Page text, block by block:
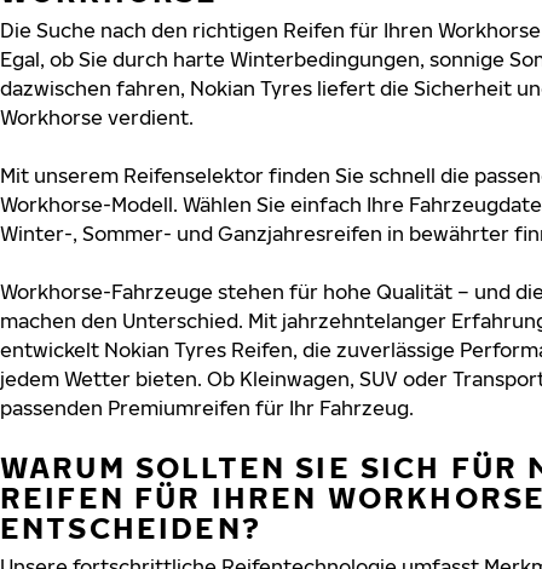
Die Suche nach den richtigen Reifen für Ihren
Egal, ob Sie durch harte Winterbedingungen, sonnige
dazwischen fahren, Nokian Tyres liefert die Sicherheit
Workhorse verdient.
Mit unserem Reifenselektor finden Sie schnell die
Workhorse-Modell. Wählen Sie einfach Ihre
Winter-, Sommer- und Ganzjahresreifen in bewährter
Workhorse-Fahrzeuge stehen für hohe Qualität – und
machen den Unterschied. Mit jahrzehntelanger
entwickelt Nokian Tyres Reifen, die zuverlässige
jedem Wetter bieten. Ob Kleinwagen, SUV oder
passenden Premiumreifen für Ihr Fahrzeug.
WARUM SOLLTEN SIE SICH FÜR
REIFEN FÜR IHREN
ENTSCHEIDEN?